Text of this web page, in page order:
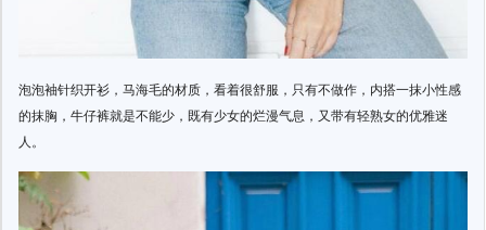
泡泡袖针织开衫，马海毛的材质，看着很舒服，只有不做作，内搭一抹小性感
的抹胸，牛仔裤就是不能少，既有少女的烂漫气息，又带有轻熟女的优雅迷
人。